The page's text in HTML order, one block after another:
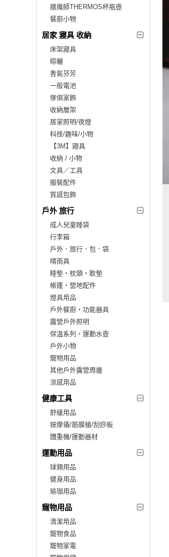
膳魔師THERMOS杯瓶壺
餐廚小物
居家 寢具 收納
床架寢具
晾曬
香氣芬芳
一般電池
傢俱家飾
收納層架
居家照明/夜燈
科技/趣味/小物
【3M】寢具
收納 / 小物
文具／工具
服裝配件
質感包飾
戶外 旅行
成人兒童睡袋
行李箱
戶外．旅行．包．袋
晴雨具
睡墊‧枕頭‧軟墊
帳篷‧營地配件
燈具用品
戶外餐廚‧功能器具
露營戶外照明
保溫系列‧運動水壺
戶外小物
寵物用品
其他戶外露營周邊
涼感用品
健康工具
舒緩用品
按摩儀/筋膜槍/刮痧板
體重機/運動器材
運動用品
球類用品
健身用品
瑜珈用品
寵物用品
清潔用品
寵物食品
寵物家電